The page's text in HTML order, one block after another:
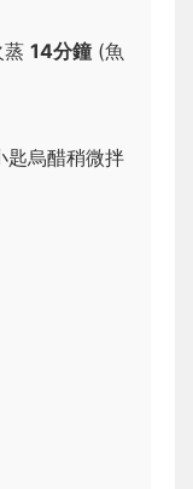
蒸 14分鐘(魚
匙烏醋稍微拌